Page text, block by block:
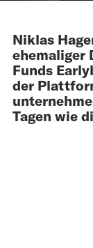
Niklas
ehemaliger
Funds
der
Tagen wie